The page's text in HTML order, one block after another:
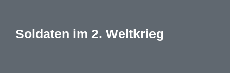
Soldaten im 2. Weltkrieg